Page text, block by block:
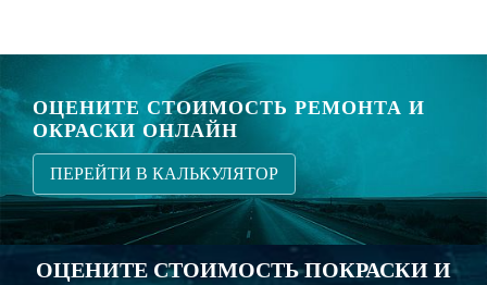
ОЦЕНИТЕ СТОИМОСТЬ РЕМОНТА И
ОКРАСКИ ОНЛАЙН
ПЕРЕЙТИ В КАЛЬКУЛЯТОР
ОЦЕНИТЕ СТОИМОСТЬ ПОКРАСКИ И